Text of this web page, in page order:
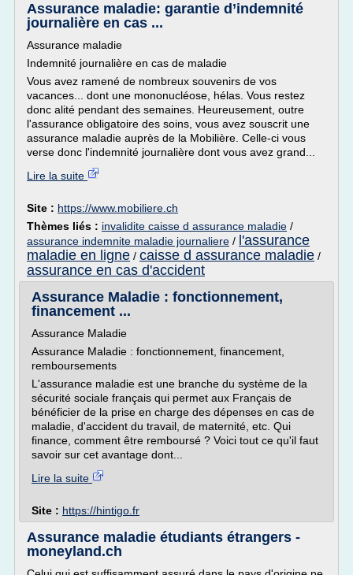
Assurance maladie: garantie d’indemnité
journalière en cas ...
Assurance maladie
Indemnité journalière en cas de maladie
Vous avez ramené de nombreux souvenirs de vos
vacances... dont une mononucléose, hélas. Vous restez
donc alité pendant des semaines. Heureusement, outre
l'assurance obligatoire des soins, vous avez souscrit une
assurance maladie auprès de la Mobilière. Celle-ci vous
verse donc l'indemnité journalière dont vous avez grand...
Lire la suite
Site : https://www.mobiliere.ch
Thèmes liés : invalidite caisse d assurance maladie /
assurance indemnite maladie journaliere / l'assurance
maladie en ligne / caisse d assurance maladie /
assurance en cas d'accident
Assurance Maladie : fonctionnement,
financement ...
Assurance Maladie
Assurance Maladie : fonctionnement, financement,
remboursements
L'assurance maladie est une branche du système de la
sécurité sociale français qui permet aux Français de
bénéficier de la prise en charge des dépenses en cas de
maladie, d'accident du travail, de maternité, etc. Qui
finance, comment être remboursé ? Voici tout ce qu'il faut
savoir sur cet avantage dont...
Lire la suite
Site : https://hintigo.fr
Assurance maladie étudiants étrangers -
moneyland.ch